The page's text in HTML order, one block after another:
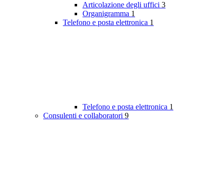
Articolazione degli uffici 3
Organigramma 1
Telefono e posta elettronica 1
Telefono e posta elettronica 1
Consulenti e collaboratori 9